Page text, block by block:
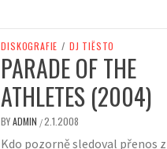
DISKOGRAFIE / DJ TIËSTO
PARADE OF THE
ATHLETES (2004)
BYADMIN /2.1.2008
Kdo pozorně sledoval přenos z